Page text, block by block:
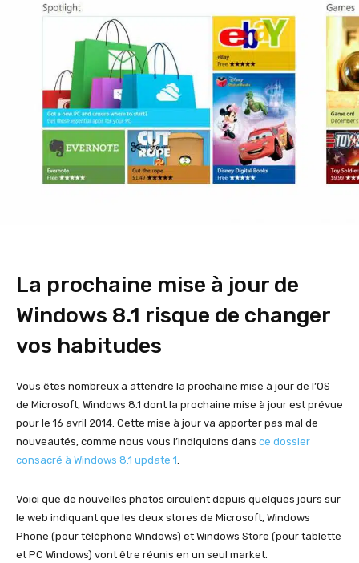
La prochaine mise à jour de
Windows 8.1 risque de changer
vos habitudes
Vous êtes nombreux a attendre la prochaine mise à jour de l’OS
de Microsoft, Windows 8.1 dont la prochaine mise à jour est prévue
pour le 16 avril 2014. Cette mise à jour va apporter pas mal de
nouveautés, comme nous vous l’indiquions dans ce dossier
consacré à Windows 8.1 update 1
Voici que de nouvelles photos circulent depuis quelques jours sur
le web indiquant que les deux stores de Microsoft, Windows
Phone (pour téléphone Windows) et Windows Store (pour tablette
et PC Windows) vont être réunis en un seul market.